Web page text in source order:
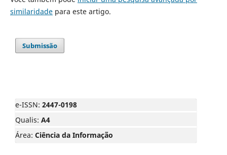
similaridadepara este artigo.
Submissão
e-ISSN: 2447-0198
Qualis: A4
Área: Ciência da Informação